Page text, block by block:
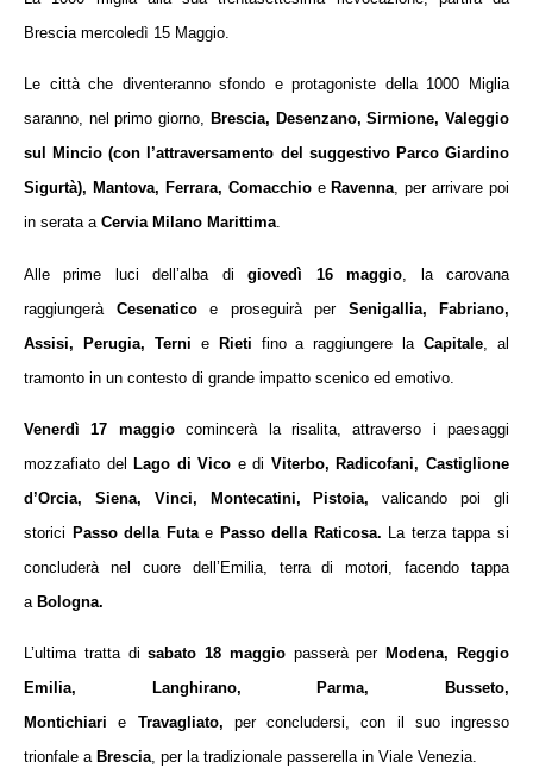
Brescia mercoledì 15 Maggio.
Le città che diventeranno sfondo e protagoniste della 1000 Miglia
saranno, nel primo giorno, Brescia, Desenzano, Sirmione, Valeggio
sul Mincio (con l’attraversamento del suggestivo Parco Giardino
Sigurtà), Mantova, Ferrara, Comacchio e Ravenna, per arrivare poi
in serata a Cervia Milano Marittima.
Alle prime luci dell’alba digiovedì 16 maggio , la carovana
raggiungerà Cesenaticoe proseguirà per Senigallia, Fabriano,
Assisi, Perugia, Terni e Rieti fino a raggiungere laCapitale , al
tramonto in un contesto di grande impatto scenico ed emotivo.
Venerdì 17 maggiocomincerà la risalita, attraverso i paesaggi
mozzafiato del
Lago di Vico e di Viterbo, Radicofani, Castiglione
d’Orcia, Siena, Vinci, Montecatini, Pistoia,valicando poi gli
storici Passo della Futae Passo della Raticosa.
La terza tappa si
concluderà nel cuore dell’Emilia, terra di motori, facendo tappa
a Bologna.
L’ultima tratta disabato 18 maggiopasserà per Modena, Reggio
Emilia, Langhirano, Parma, Busseto,
Montichiarie Travagliato, per concludersi, con il suo ingresso
trionfale a Brescia, per la tradizionale passerella in Viale Venezia.